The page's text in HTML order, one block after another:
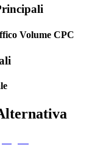
Volume CPC